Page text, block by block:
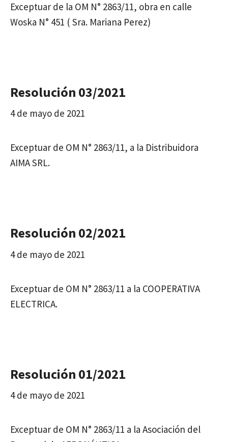
Exceptuar de la OM N° 2863/11, obra en calle
Woska N° 451 ( Sra. Mariana Perez)
Resolución 03/2021
4 de mayo de 2021
Exceptuar de OM N° 2863/11, a la Distribuidora
AIMA SRL.
Resolución 02/2021
4 de mayo de 2021
Exceptuar de OM N° 2863/11 a la COOPERATIVA
ELECTRICA.
Resolución 01/2021
4 de mayo de 2021
Exceptuar de OM N° 2863/11 a la Asociación del